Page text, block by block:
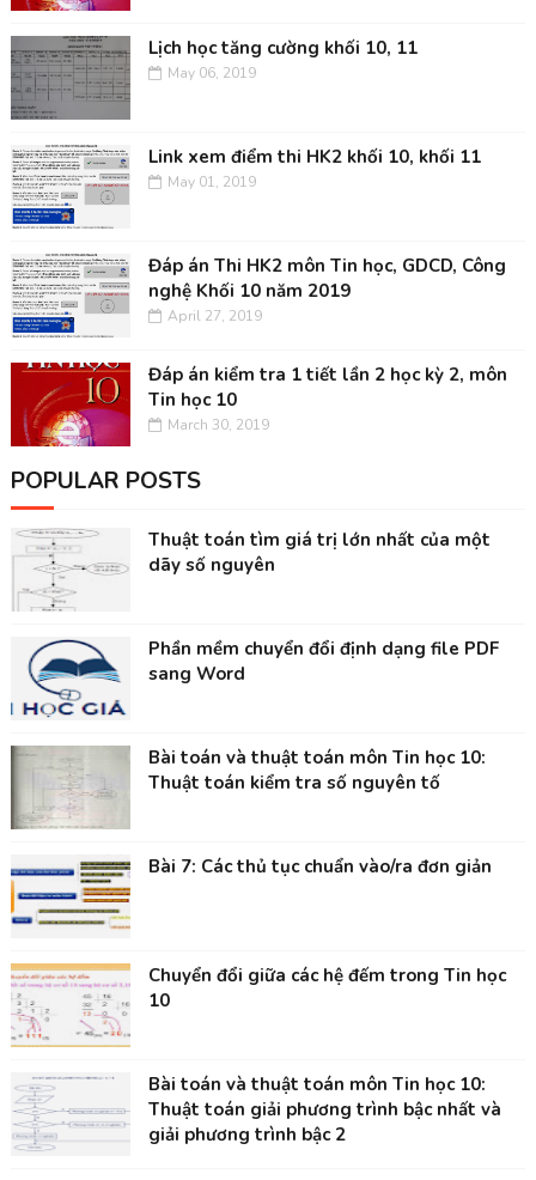
Lịch học tăng cường khối 10, 11
May 06, 2019
Link xem điểm thi HK2 khối 10, khối 11
May 01, 2019
Đáp án Thi HK2 môn Tin học, GDCD, Công
nghệ Khối 10 năm 2019
April 27, 2019
Đáp án kiểm tra 1 tiết lần 2 học kỳ 2, môn
Tin học 10
March 30, 2019
POPULAR POSTS
Thuật toán tìm giá trị lớn nhất của một
dãy số nguyên
Phần mềm chuyển đổi định dạng file PDF
sang Word
Bài toán và thuật toán môn Tin học 10:
Thuật toán kiểm tra số nguyên tố
Bài 7: Các thủ tục chuẩn vào/ra đơn giản
Chuyển đổi giữa các hệ đếm trong Tin học
10
Bài toán và thuật toán môn Tin học 10:
Thuật toán giải phương trình bậc nhất và
giải phương trình bậc 2